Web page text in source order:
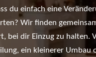
du einfach eine
Wir finden
bei dir Einzug zu halten.
ein kleinerer Umbau